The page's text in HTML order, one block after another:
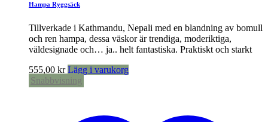
Hampa Ryggsäck
Tillverkade i Kathmandu, Nepali med en blandning av bomull
och ren hampa, dessa väskor är trendiga, moderiktiga,
väldesignade och… ja.. helt fantastiska. Praktiskt och starkt
555,00 kr Lägg i varukorg
Snabbvisning